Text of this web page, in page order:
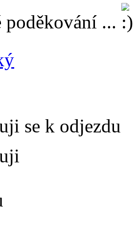
poděkování ...
se k odjezdu